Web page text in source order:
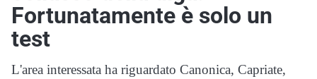
Fortunatamente è solo un
test
L'area interessata ha riguardato Canonica, Capriate,